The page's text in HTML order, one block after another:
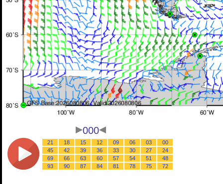
000
00
03
06
09
12
15
18
21
24
27
30
33
36
39
42
45
48
51
54
57
60
63
66
69
72
75
78
81
84
87
90
93